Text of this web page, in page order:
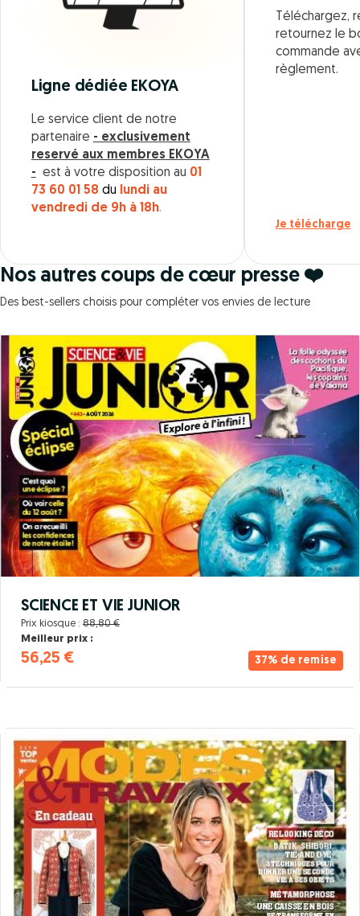
Ligne dédiée EKOYA
Le service client de notre
partenaire - exclusivement
reservé aux membres EKOYA
- est à votre disposition au 01
73 60 01 58 du
lundi au
vendredi de 9h à 18h.
Téléchargez,
retournez le
commande
règlement.
Je télécharge
Nos autres coups de cœur presse ❤️
Des best-sellers choisis pour compléter vos envies de lecture
37% de remise
SCIENCE ET VIE JUNIOR
Prix kiosque : 88,80 €
Meilleur prix :
56,25 €